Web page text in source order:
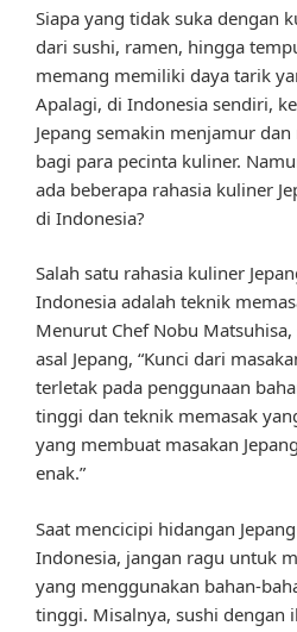
Siapa yang tidak suka dengan
dari sushi, ramen, hingga
memang memiliki daya tarik
Apalagi, di Indonesia sendiri,
Jepang semakin menjamur
bagi para pecinta kuliner.
ada beberapa rahasia kuliner
di Indonesia?
Salah satu rahasia kuliner
Indonesia adalah teknik
Menurut Chef Nobu
asal Jepang, “Kunci dari
terletak pada penggunaan
tinggi dan teknik memasak
yang membuat masakan
enak.”
Saat mencicipi hidangan
Indonesia, jangan ragu untuk
yang menggunakan bahan-
tinggi. Misalnya, sushi dengan